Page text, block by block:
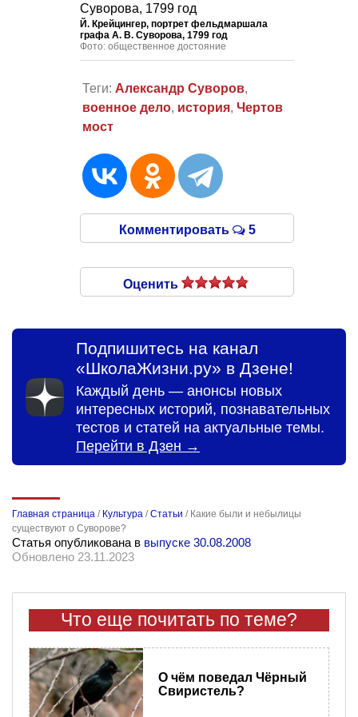
Й. Крейцингер, портрет фельдмаршала
графа А. В. Суворова, 1799 год
Фото: общественное достояние
Теги: Александр Суворов,
военное дело, история, Чертов
мост
Комментировать 5
Оценить
Подпишитесь на канал
«ШколаЖизни.ру» в Дзене!
Каждый день — анонсы новых
интересных историй, познавательных
тестов и статей на актуальные темы.
Перейти в Дзен →
Главная страница / Культура /Статьи / Какие были и небылицы
существуют о Суворове?
Статья опубликована в выпуске 30.08.2008
Обновлено 23.11.2023
Что еще почитать по теме?
О чём поведал Чёрный
Свиристель?